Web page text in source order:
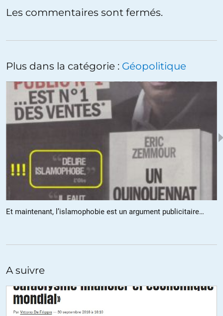
il faut le reconnaitre, j’ai un peu honte d’avoir Jean Marc Ayrault à
Christophe Foulon//02.10.2016 à 08h19
Je n’admire ni ne soutien personne dans cette affaire, comme vous
je mourrais sacrifié si une guerre devait naitre.
Les Russes me paraissent moins complotistes, mais si la
confrontation s’avérait nécessaire, parier sur leur couardise est
stupide et vraiment à l’envers de l’histoire… le moindre bâtiment
russes et plus âgé que la nation US.
Cà ça m’inquiète, les fuites contrôlées :
https://rusreinfo.ru/fr/2016/10/depuis-un-an-nous-sommes-en-
Pierre//01.10.2016 à 01h52
Les commentaires sont fermés.
Plus dans la catégorie : Géopolitique
Et maintenant, l’islamophobie est un argument publicitaire…
A suivre